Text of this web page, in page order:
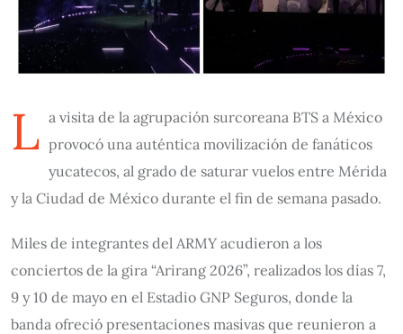
L a visita de la agrupación surcoreana BTS a México
provocó una auténtica movilización de fanáticos
yucatecos, al grado de saturar vuelos entre Mérida
y la Ciudad de México durante el fin de semana pasado.
Miles de integrantes del ARMY acudieron a los
conciertos de la gira “Arirang 2026”, realizados los días 7,
9 y 10 de mayo en el Estadio GNP Seguros, donde la
banda ofreció presentaciones masivas que reunieron a